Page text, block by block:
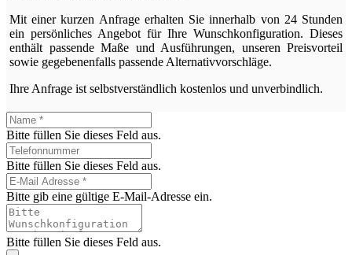
Mit einer kurzen Anfrage erhalten Sie innerhalb von 24 Stunden
ein persönliches Angebot für Ihre Wunschkonfiguration. Dieses
enthält passende Maße und Ausführungen, unseren Preisvorteil
sowie gegebenenfalls passende Alternativvorschläge.
Ihre Anfrage ist selbstverständlich kostenlos und unverbindlich.
Bitte füllen Sie dieses Feld aus.
Bitte füllen Sie dieses Feld aus.
Bitte gib eine gültige E-Mail-Adresse ein.
Bitte füllen Sie dieses Feld aus.